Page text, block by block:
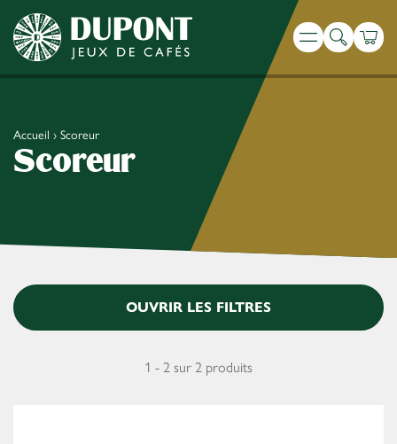
Menu
Recherche
Accueil › Scoreur
Scoreur
OUVRIR LES FILTRES
1 - 2 sur 2 produits